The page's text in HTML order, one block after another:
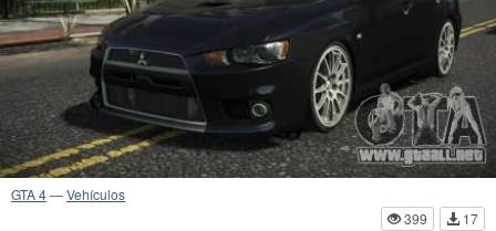
GTA 4—Vehículos
399
17